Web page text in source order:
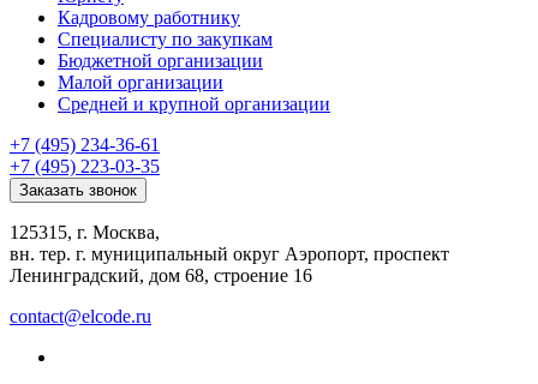
Кадровому работнику
Специалисту по закупкам
Бюджетной организации
Малой организации
Средней и крупной организации
+7 (495) 234-36-61
+7 (495) 223-03-35
Заказать звонок
125315, г. Москва,
вн. тер. г. муниципальный округ Аэропорт, проспект
Ленинградский, дом 68, строение 16
contact@elcode.ru